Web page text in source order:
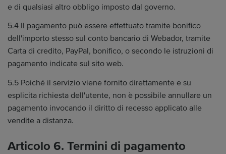
e di qualsiasi altro obbligo imposto dal governo.
5.4 Il pagamento può essere effettuato tramite bonifico
dell'importo stesso sul conto bancario di Webador, tramite
Carta di credito, PayPal, bonifico, o secondo le istruzioni di
pagamento indicate sul sito web.
5.5 Poiché il servizio viene fornito direttamente e su
esplicita richiesta dell'utente, non è possibile annullare un
pagamento invocando il diritto di recesso applicato alle
vendite a distanza.
Articolo 6. Termini di pagamento